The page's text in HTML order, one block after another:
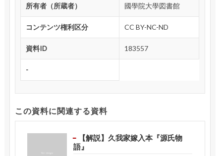
所有者（所蔵者） 國學院大學図書館
コンテンツ権利区分 CC BY-NC-ND
資料ID 183557
-
この資料に関連する資料
【解説】久我家嫁入本『源氏物
語』